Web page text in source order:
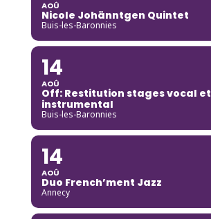
AOÛ
Nicole Johänntgen Quintet
Buis-les-Baronnies
14
AOÛ
Off: Restitution stages vocal et
instrumental
Buis-les-Baronnies
14
AOÛ
Duo French’ment Jazz
Annecy